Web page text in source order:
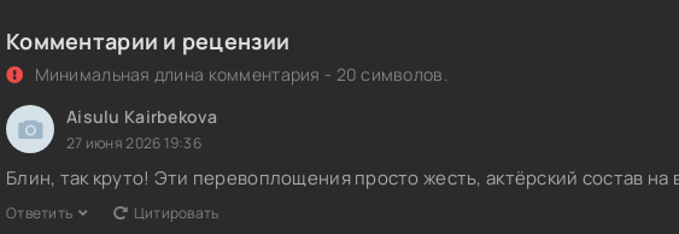
Комментарии и рецензии
Минимальная длина комментария - 20 символов.
Aisulu Kairbekova
27 июня 2026 19:36
Блин, так круто! Эти перевоплощения просто жесть, актёрский состав
Ответить Цитировать